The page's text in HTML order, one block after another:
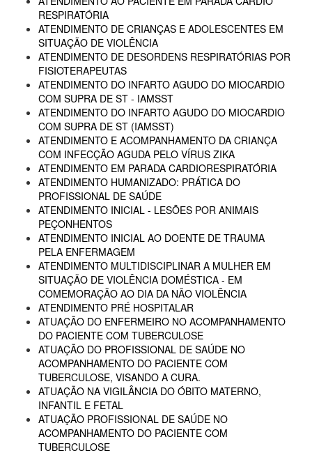
RESPIRATÓRIA
ATENDIMENTO DE CRIANÇAS E ADOLESCENTES EM
SITUAÇÃO DE VIOLÊNCIA
ATENDIMENTO DE DESORDENS RESPIRATÓRIAS POR
FISIOTERAPEUTAS
ATENDIMENTO DO INFARTO AGUDO DO MIOCARDIO
COM SUPRA DE ST - IAMSST
ATENDIMENTO DO INFARTO AGUDO DO MIOCARDIO
COM SUPRA DE ST (IAMSST)
ATENDIMENTO E ACOMPANHAMENTO DA CRIANÇA
COM INFECÇÃO AGUDA PELO VÍRUS ZIKA
ATENDIMENTO EM PARADA CARDIORESPIRATÓRIA
ATENDIMENTO HUMANIZADO: PRÁTICA DO
PROFISSIONAL DE SAÚDE
ATENDIMENTO INICIAL - LESÕES POR ANIMAIS
PEÇONHENTOS
ATENDIMENTO INICIAL AO DOENTE DE TRAUMA
PELA ENFERMAGEM
ATENDIMENTO MULTIDISCIPLINAR A MULHER EM
SITUAÇÃO DE VIOLÊNCIA DOMÉSTICA - EM
COMEMORAÇÃO AO DIA DA NÃO VIOLÊNCIA
ATENDIMENTO PRÉ HOSPITALAR
ATUAÇÃO DO ENFERMEIRO NO ACOMPANHAMENTO
DO PACIENTE COM TUBERCULOSE
ATUAÇÃO DO PROFISSIONAL DE SAÚDE NO
ACOMPANHAMENTO DO PACIENTE COM
TUBERCULOSE, VISANDO A CURA.
ATUAÇÃO NA VIGILÂNCIA DO ÓBITO MATERNO,
INFANTIL E FETAL
ATUAÇÃO PROFISSIONAL DE SAÚDE NO
ACOMPANHAMENTO DO PACIENTE COM
TUBERCULOSE